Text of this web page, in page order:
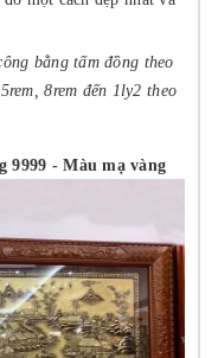
bằng tấm đồng theo
8rem đến 1ly2 theo
9999 - Màu mạ vàng